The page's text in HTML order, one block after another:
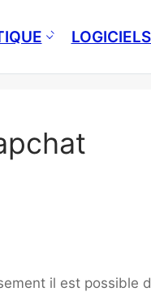
il est possible